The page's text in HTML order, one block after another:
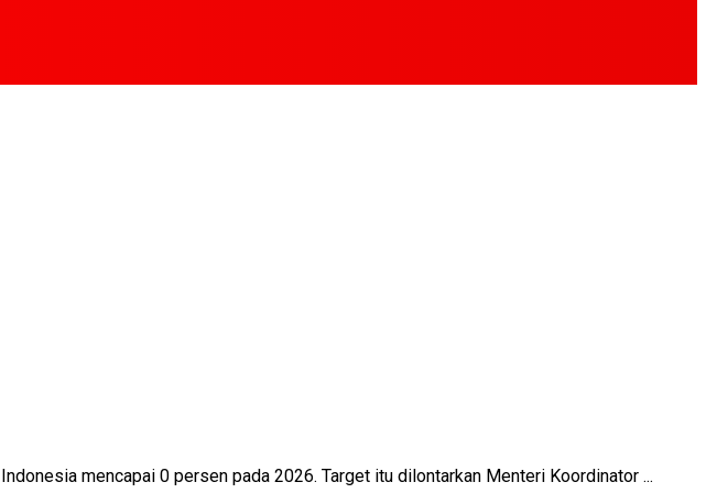
mencapai 0 persen pada 2026. Target itu dilontarkan Menteri Koordinator ...